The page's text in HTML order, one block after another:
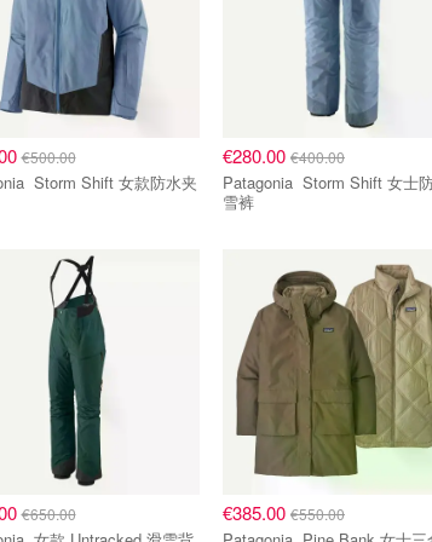
€500.00
款防水夹
€280.00 €400.00
Patagonia Storm Shift 女士防水滑
雪裤
€650.00 €385.00 €550.00